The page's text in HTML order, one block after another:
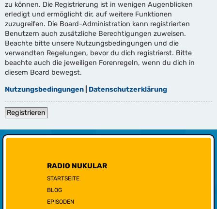
zu können. Die Registrierung ist in wenigen Augenblicken
erledigt und ermöglicht dir, auf weitere Funktionen
zuzugreifen. Die Board-Administration kann registrierten
Benutzern auch zusätzliche Berechtigungen zuweisen.
Beachte bitte unsere Nutzungsbedingungen und die
verwandten Regelungen, bevor du dich registrierst. Bitte
beachte auch die jeweiligen Forenregeln, wenn du dich in
diesem Board bewegst.
Nutzungsbedingungen Datenschutzerklärung
Registrieren
RADIO NUKULAR
STARTSEITE
BLOG
EPISODEN